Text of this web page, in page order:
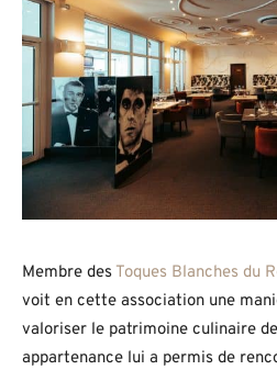
Membre des Toques Blanches du
voit en cette association une
valoriser le patrimoine culinaire
appartenance lui a permis de